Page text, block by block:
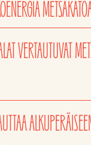
VERTAUTUVAT